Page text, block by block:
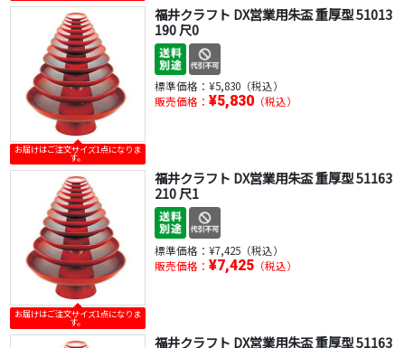
お届けはご注文サイズ1点になりま
す。
福井クラフト DX営業用朱盃 重厚型 51013
190 尺0
標準価格： ¥5,830（税込）
販売価格： ¥5,830（税込）
お届けはご注文サイズ1点になりま
す。
福井クラフト DX営業用朱盃 重厚型 51163
210 尺1
標準価格： ¥7,425（税込）
販売価格： ¥7,425（税込）
福井クラフト DX営業用朱盃 重厚型 51163